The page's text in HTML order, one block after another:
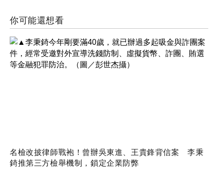
你可能還想看
名檢改披律師戰袍！曾辦吳東進、王貴鋒背信案 李秉
錡推第三方檢舉機制，鎖定企業防弊